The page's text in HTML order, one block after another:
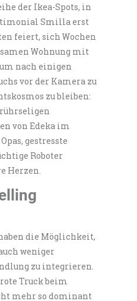
der Ikea-Spots, in
Smilla erst
feiert, sich Wochen
Wohnung mit
nach einigen
vor der Kamera zu
zu bleiben:
von Edeka im
gestresste
Roboter
Herzen.
die Möglichkeit,
weniger
zu integrieren.
Truck beim
mehr so dominant